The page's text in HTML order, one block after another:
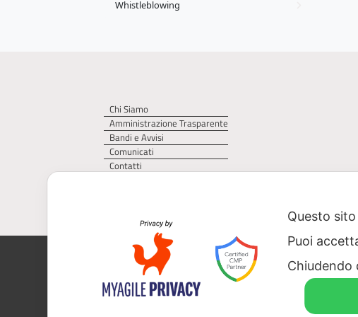
Whistleblowing
Chi Siamo
Amministrazione Trasparente
Bandi e Avvisi
Comunicati
Contatti
AGER – Agenzia Territoriale della Regione
CF
Questo
Puoi
Chiudendo